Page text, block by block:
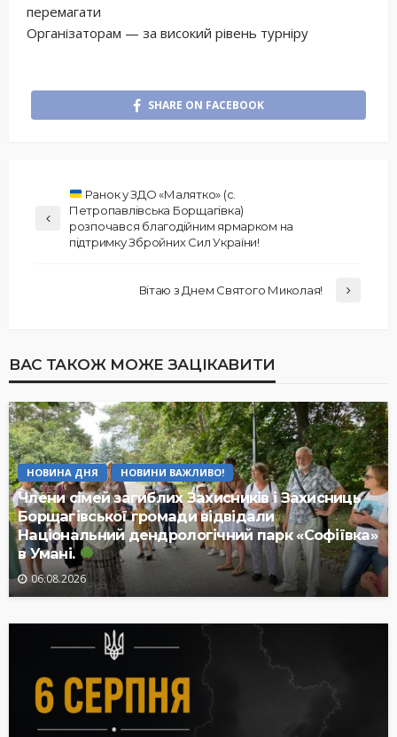
перемагати
Організаторам — за високий рівень турніру
SHARE ON FACEBOOK
Ранок у ЗДО «Малятко» (с.
Петропавлівська Борщагівка)
розпочався благодійним ярмарком на
підтримку Збройних Сил України!
Вітаю з Днем Святого Миколая!
ВАС ТАКОЖ МОЖЕ ЗАЦІКАВИТИ
НОВИНА ДНЯ НОВИНИ ВАЖЛИВО!
Члени сімей загиблих Захисників і Захисниць
Борщагівської громади відвідали
Національний дендрологічний парк «Софіївка»
в Умані.
06.08.2026